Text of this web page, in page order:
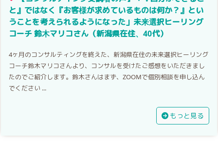
と』ではなく『お客様が求めているものは何か？』とい
うことを考えられるようになった」未来選択ヒーリング
コーチ 鈴木マリコさん（新潟県在住、40代）
4ヶ月のコンサルティングを終えた、新潟県在住の未来選択ヒーリング
コーチ鈴木マリコさんより、コンサルを受けたご感想をいただきまし
たのでご紹介します。鈴木さんはまず、ZOOMで個別相談を申し込ん
でください ...
もっと見る